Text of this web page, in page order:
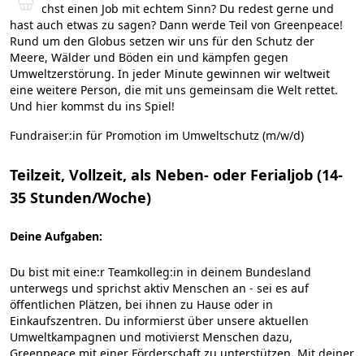
Du suchst einen Job mit echtem Sinn? Du redest gerne und
hast auch etwas zu sagen? Dann werde Teil von Greenpeace!
Rund um den Globus setzen wir uns für den Schutz der
Meere, Wälder und Böden ein und kämpfen gegen
Umweltzerstörung. In jeder Minute gewinnen wir weltweit
eine weitere Person, die mit uns gemeinsam die Welt rettet.
Und hier kommst du ins Spiel!
Fundraiser:in für Promotion im Umweltschutz (m/w/d)
Teilzeit, Vollzeit, als Neben- oder Ferialjob (14-
35 Stunden/Woche)
Deine Aufgaben:
Du bist mit eine:r Teamkolleg:in in deinem Bundesland
unterwegs und sprichst aktiv Menschen an - sei es auf
öffentlichen Plätzen, bei ihnen zu Hause oder in
Einkaufszentren. Du informierst über unsere aktuellen
Umweltkampagnen und motivierst Menschen dazu,